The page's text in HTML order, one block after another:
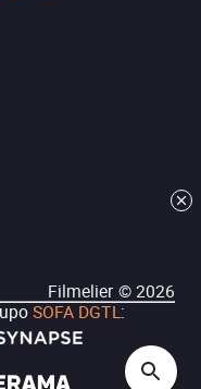
Filmelier ©2026
SOFA DGTL: